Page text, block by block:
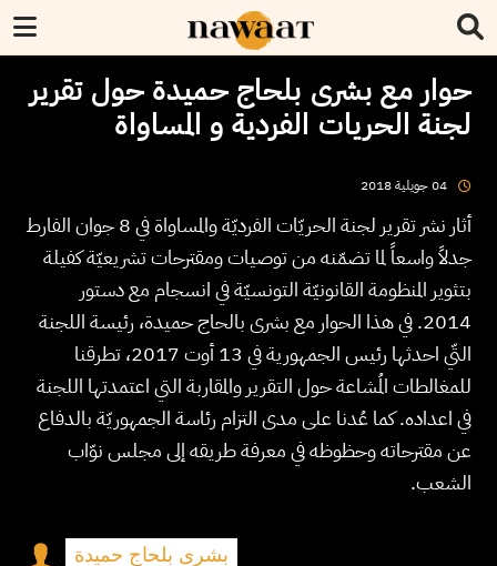
حوار مع بشرى بلحاج حميدة حول تقرير
لجنة الحريات الفردية و المساواة
04جويلية2018
أثار نشر تقرير لجنة الحريّات الفرديّة والمساواة في 8 جوان الفارط
جدلاً واسعاً لما تضمّنه من توصيات ومقترحات تشريعيّة كفيلة
بتثوير المنظومة القانونيّة التونسيّة في انسجام مع دستور
2014. في هذا الحوار مع بشرى بالحاج حميدة، رئيسة اللجنة
التّي احدثها رئيس الجمهورية في 13 أوت 2017، تطرقنا
للمغالطات المُشاعة حول التقرير والمقاربة التي اعتمدتها اللجنة
في اعداده. كما عُدنا على مدى التزام رئاسة الجمهوريّة بالدفاع
عن مقترحاته وحظوظه في معرفة طريقه إلى مجلس نوّاب
الشعب.
بشرى بلحاج حميدة